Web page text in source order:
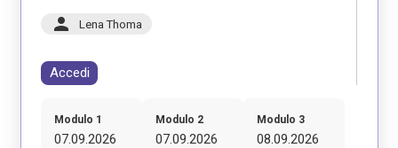
person Lena Thoma
Accedi
Modulo 1
07.09.2026
Modulo 2
07.09.2026
Modulo 3
08.09.2026